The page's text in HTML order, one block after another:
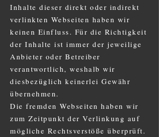
Inhalte dieser direkt oder indirekt
verlinkten Webseiten haben wir
keinen Einfluss. Für die Richtigkeit
der Inhalte ist immer der jeweilige
Anbieter oder Betreiber
verantwortlich, weshalb wir
diesbezüglich keinerlei Gewähr
übernehmen.
Die fremden Webseiten haben wir
zum Zeitpunkt der Verlinkung auf
mögliche Rechtsverstöße überprüft.